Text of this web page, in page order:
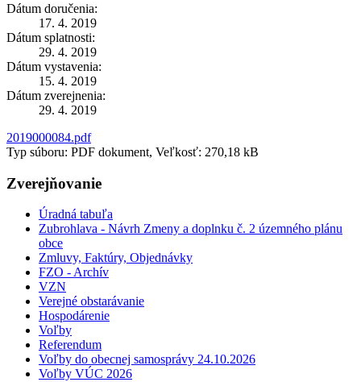
Dátum doručenia:
17. 4. 2019
Dátum splatnosti:
29. 4. 2019
Dátum vystavenia:
15. 4. 2019
Dátum zverejnenia:
29. 4. 2019
2019000084.pdf
Typ súboru: PDF dokument, Veľkosť: 270,18 kB
Zverejňovanie
Úradná tabuľa
Zubrohlava - Návrh Zmeny a doplnku č. 2 územného plánu
obce
Zmluvy, Faktúry, Objednávky
FZO - Archív
VZN
Verejné obstarávanie
Hospodárenie
Voľby
Referendum
Voľby do obecnej samosprávy 24.10.2026
Voľby VÚC 2026